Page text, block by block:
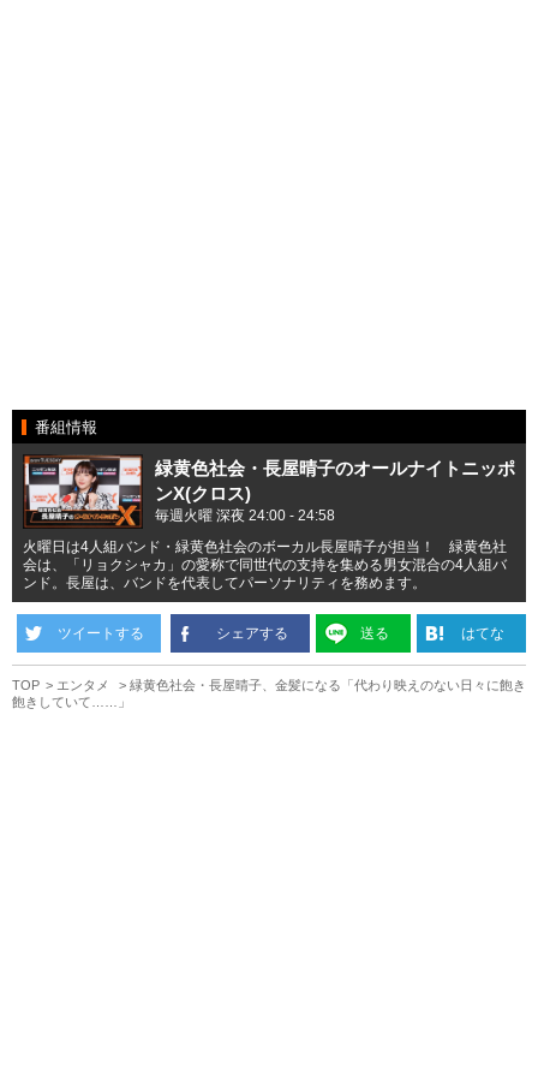
番組情報
緑黄色社会・長屋晴子のオールナイトニッポ
ンX(クロス)
毎週火曜 深夜 24:00 - 24:58
火曜日は4人組バンド・緑黄色社会のボーカル長屋晴子が担当！ 緑黄色社
会は、「リョクシャカ」の愛称で同世代の支持を集める男女混合の4人組バ
ンド。長屋は、バンドを代表してパーソナリティを務めます。
ツイートする シェアする 送る はてな
TOP エンタメ
緑黄色社会・長屋晴子、金髪になる「代わり映えのない日々に飽き
飽きしていて……」